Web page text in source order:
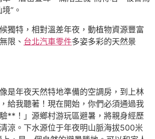
”。
獨特，相對溫差年夜，動植物資源豐富
限、 台北汽車零件多姿多彩的天然景
是年夜天然特地準備的空調房，到上林
給我聽著！現在開始，你們必須通過我
**！」源鄉村游玩區避暑，將親身經歷
涼。下水源位于年夜明山脈海拔500米